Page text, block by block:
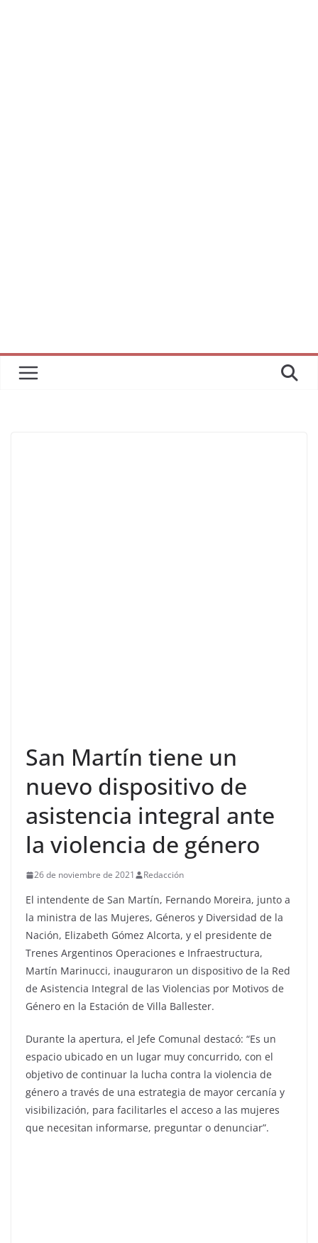
San Martín tiene un
nuevo dispositivo de
asistencia integral ante
la violencia de género
26 de noviembre de 2021 Redacción
El intendente de San Martín, Fernando Moreira, junto a
la ministra de las Mujeres, Géneros y Diversidad de la
Nación, Elizabeth Gómez Alcorta, y el presidente de
Trenes Argentinos Operaciones e Infraestructura,
Martín Marinucci, inauguraron un dispositivo de la Red
de Asistencia Integral de las Violencias por Motivos de
Género en la Estación de Villa Ballester.
Durante la apertura, el Jefe Comunal destacó: “Es un
espacio ubicado en un lugar muy concurrido, con el
objetivo de continuar la lucha contra la violencia de
género a través de una estrategia de mayor cercanía y
visibilización, para facilitarles el acceso a las mujeres
que necesitan informarse, preguntar o denunciar”.